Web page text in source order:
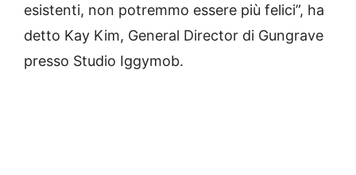
esistenti, non potremmo essere più felici”, ha
detto Kay Kim, General Director di Gungrave
presso Studio Iggymob.